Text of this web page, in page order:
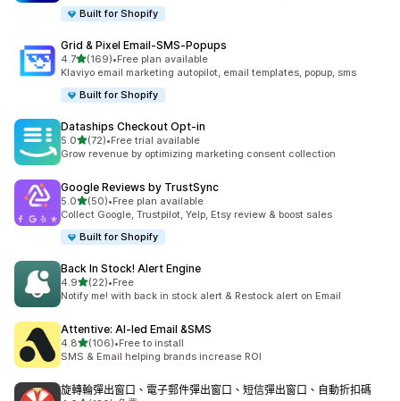
Built for Shopify
Grid & Pixel Email‑SMS‑Popups
4.7滿分 5 顆星
(169)
共有 169 則評價
•Free plan available
Klaviyo email marketing autopilot, email templates, popup, sms
Built for Shopify
Dataships Checkout Opt‑in
5.0滿分 5 顆星
(72)
共有 72 則評價
•Free trial available
Grow revenue by optimizing marketing consent collection
Google Reviews by TrustSync
5.0滿分 5 顆星
(50)
共有 50 則評價
•Free plan available
Collect Google, Trustpilot, Yelp, Etsy review & boost sales
Built for Shopify
Back In Stock! Alert Engine
4.9滿分 5 顆星
(22)
共有 22 則評價
•Free
Notify me! with back in stock alert & Restock alert on Email
Attentive: AI‑led Email &SMS
4.8滿分 5 顆星
(106)
共有 106 則評價
•Free to install
SMS & Email helping brands increase ROI
旋轉輪彈出窗口、電子郵件彈出窗口、短信彈出窗口、自動折扣碼